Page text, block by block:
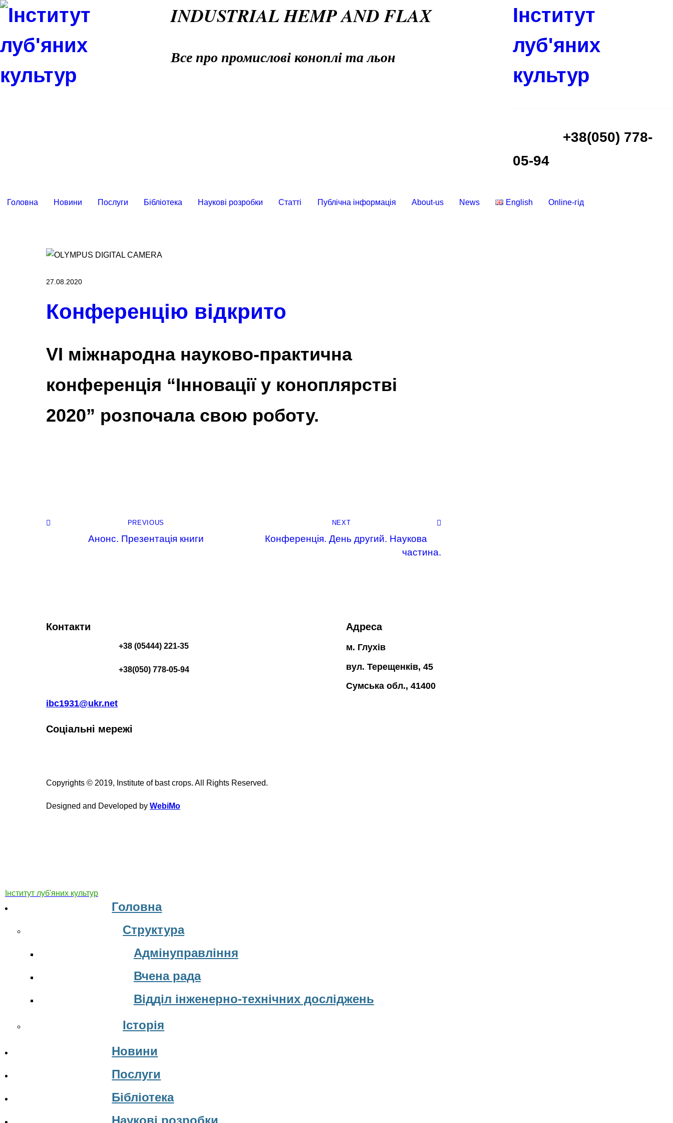
INDUSTRIAL HEMP AND FLAX
Все про промислові коноплі та льон
Інститут
луб'яних
культур
+38(050) 778-
05-94
Головна Новини Послуги Бібліотека Наукові розробки Статті Публічна інформація About-us News English Online-гід
27.08.2020
Конференцію відкрито
VI міжнародна науково-практична
конференція “Інновації у коноплярстві
2020” розпочала свою роботу.
PREVIOUS
Анонс. Презентація книги
NEXT
Конференція. День другий. Наукова
частина.
Контакти
+38 (05444) 221-35
+38(050) 778-05-94
ibc1931@ukr.net
Соціальні мережі
Copyrights © 2019, Institute of bast crops. All Rights Reserved.
Designed and Developed by WebiMo
Адреса
м. Глухів
вул. Терещенків, 45
Сумська обл., 41400
Інститут луб'яних культур
Головна
Структура
Адмінуправління
Вчена рада
Відділ інженерно-технічних досліджень
Історія
Новини
Послуги
Бібліотека